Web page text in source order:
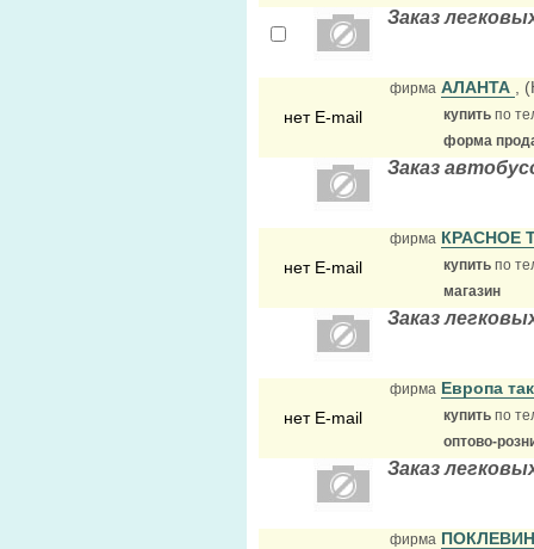
Заказ
нет E-mail
фирма АЛАНТА ,
купить по
форма
Заказ
нет E-mail
фирма КРАСНОЕ
купить по
магазин
Заказ
нет E-mail
фирма Европа
купить по
оптово-
Заказ
фирма